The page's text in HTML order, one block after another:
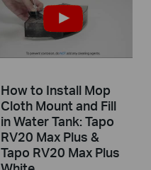
How to Install Mop
Cloth Mount and Fill
in Water Tank: Tapo
RV20 Max Plus &
Tapo RV20 Max Plus